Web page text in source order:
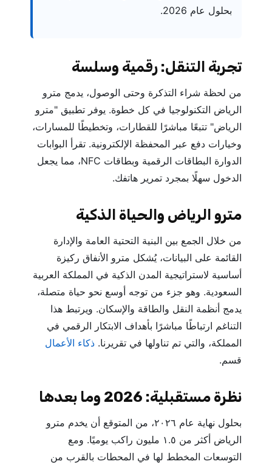
بحلول عام 2026.
تجربة التنقل: رقمية وسلسة
من لحظة شراء التذكرة وحتى الوصول، يدمج مترو
الرياض التكنولوجيا في كل خطوة. يوفر تطبيق "مترو
الرياض" تتبعًا مباشرًا للقطارات، وتخطيطًا للمسارات،
وخيارات دفع عبر المحفظة الإلكترونية. تقرأ البوابات
الدوارة البطاقات الرقمية وبطاقات NFC، مما يجعل
الدخول سهلًا بمجرد تمرير هاتفك.
مترو الرياض والحياة الذكية
من خلال الجمع بين البنية التحتية العامة والإدارة
القائمة على البيانات، يُشكل مترو الأنفاق ركيزة
أساسية لاستراتيجية المدن الذكية في المملكة العربية
السعودية. وهو جزء من توجه أوسع نحو حياة متصلة،
يدمج أنظمة النقل والطاقة والإسكان. ويرتبط هذا
التناغم ارتباطًا مباشرًا بأهداف الابتكار الرقمي في
المملكة، والتي تم تناولها في تقريرنا. ذكاء الأعمال
قسم.
نظرة مستقبلية: 2026 وما بعدها
بحلول نهاية عام ٢٠٢٦، من المتوقع أن يخدم مترو
الرياض أكثر من ١.٥ مليون راكب يوميًا. ومع
التوسعات المخطط لها في المحطات بالقرب من